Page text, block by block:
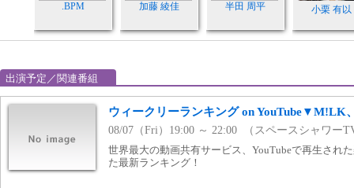
.BPM 加藤 綾佳 半田 周平 小栗 有以
出演予定／関連番組
ウィークリーランキング on YouTube▼M!LK
08/07（Fri）19:00 ～ 22:00 （スペースシャワー
世界最大の動画共有サービス、YouTubeで再生され
た最新ランキング！